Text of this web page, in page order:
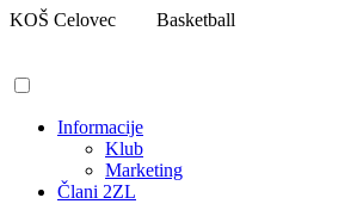
Pojdi
KOŠ Celovec Basketball
Informacije
Klub
Marketing
Člani 2ZL